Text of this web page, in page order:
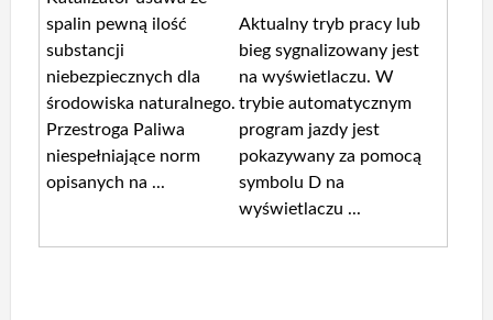
spalin pewną ilość
substancji
niebezpiecznych dla
środowiska naturalnego.
Przestroga Paliwa
niespełniające norm
opisanych na ...
Aktualny tryb pracy lub
bieg sygnalizowany jest
na wyświetlaczu. W
trybie automatycznym
program jazdy jest
pokazywany za pomocą
symbolu D na
wyświetlaczu ...